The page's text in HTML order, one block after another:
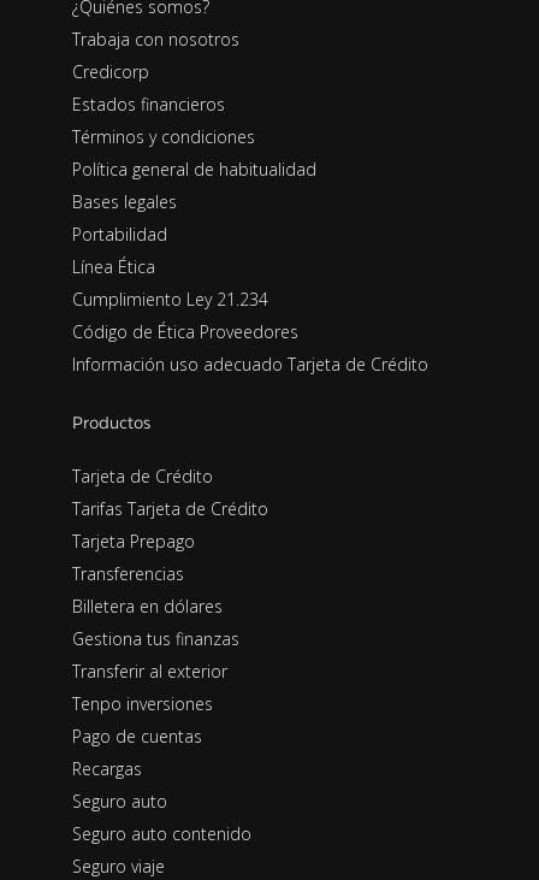
¿Quiénes somos?
Trabaja con nosotros
Credicorp
Estados financieros
Términos y condiciones
Política general de habitualidad
Bases legales
Portabilidad
Línea Ética
Cumplimiento Ley 21.234
Código de Ética Proveedores
Información uso adecuado Tarjeta de Crédito
Productos
Tarjeta de Crédito
Tarifas Tarjeta de Crédito
Tarjeta Prepago
Transferencias
Billetera en dólares
Gestiona tus finanzas
Transferir al exterior
Tenpo inversiones
Pago de cuentas
Recargas
Seguro auto
Seguro auto contenido
Seguro viaje